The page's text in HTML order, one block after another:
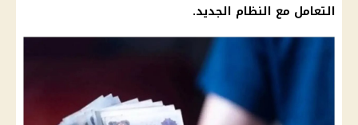
التعامل مع النظام الجديد.